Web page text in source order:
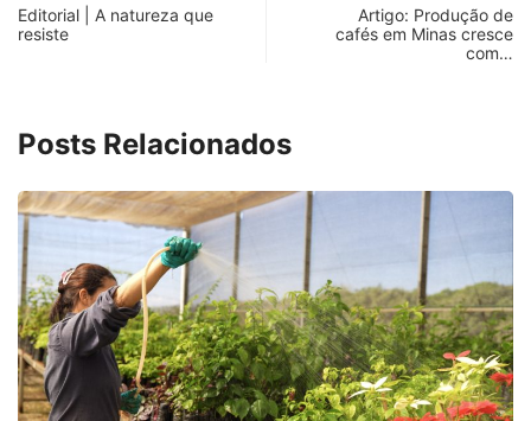
Editorial | A natureza que
resiste
Artigo: Produção de
cafés em Minas cresce
com…
Posts Relacionados